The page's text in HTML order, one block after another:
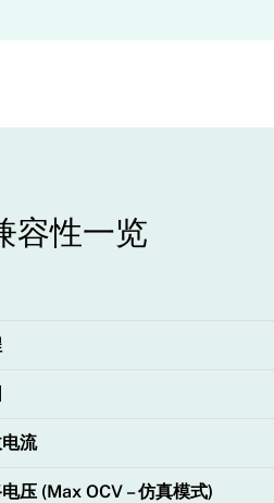
容性一览
流
压 (Max OCV – 仿真模式)